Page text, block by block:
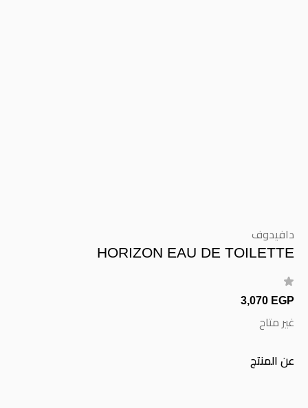
دافيدوف
HORIZON EAU DE TOILETTE
3,070 EGP
غير متاح
عن المنتج